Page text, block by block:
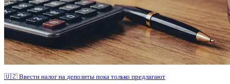
🇺🇿 Ввести налог на депозиты пока только предлагают